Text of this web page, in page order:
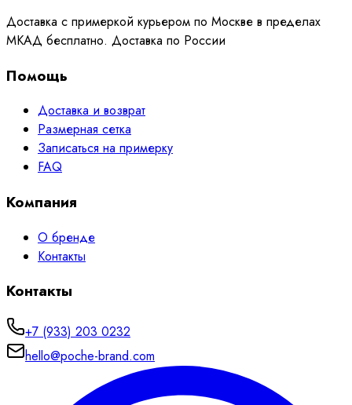
Доставка с примеркой курьером по Москве в пределах
МКАД бесплатно. Доставка по России
Помощь
Доставка и возврат
Размерная сетка
Записаться на примерку
FAQ
Компания
О бренде
Контакты
Контакты
+7 (933) 203 0232
hello@poche-brand.com